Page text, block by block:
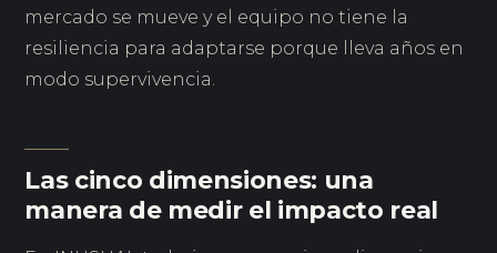
mercado se mueve y el equipo no tiene la
resiliencia para adaptarse porque lleva años en
modo supervivencia.
Las cinco dimensiones: una
manera de medir el impacto real